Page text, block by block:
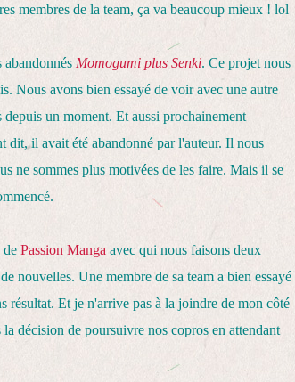
membres de la team, ça va beaucoup mieux ! lol
Momogumi plus Senki. Ce projet nous
Nous avons bien essayé de voir avec une autre
un moment. Et aussi prochainement
dit, il avait été abandonné par l'auteur. Il nous
ne sommes plus motivées de les faire. Mais il se
de Passion Manga avec qui nous faisons deux
nouvelles. Une membre de sa team a bien essayé
résultat. Et je n'arrive pas à la joindre de mon côté
décision de poursuivre nos copros en attendant